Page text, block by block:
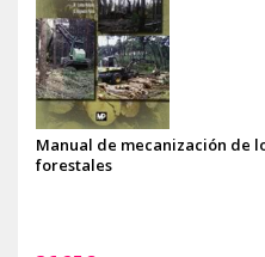
Manual de mecanización de
forestales